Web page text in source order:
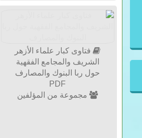
فتاوى كبار علماء الأزهر
الشريف والمجامع الفقهية
حول ربا البنوك والمصارف
PDF
مجموعة من المؤلفين